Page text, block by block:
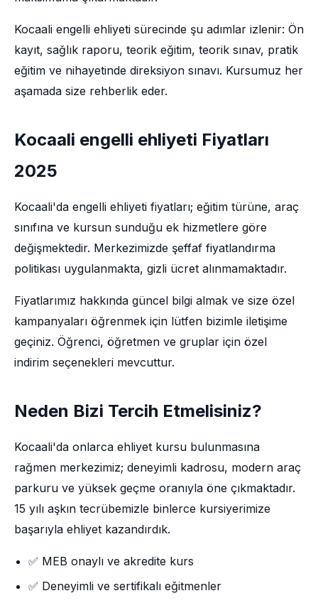
Kocaali engelli ehliyeti sürecinde şu adımlar izlenir: Ön
kayıt, sağlık raporu, teorik eğitim, teorik sınav, pratik
eğitim ve nihayetinde direksiyon sınavı. Kursumuz her
aşamada size rehberlik eder.
Kocaali engelli ehliyeti Fiyatları
2025
Kocaali'da engelli ehliyeti fiyatları; eğitim türüne, araç
sınıfına ve kursun sunduğu ek hizmetlere göre
değişmektedir. Merkezimizde şeffaf fiyatlandırma
politikası uygulanmakta, gizli ücret alınmamaktadır.
Fiyatlarımız hakkında güncel bilgi almak ve size özel
kampanyaları öğrenmek için lütfen bizimle iletişime
geçiniz. Öğrenci, öğretmen ve gruplar için özel
indirim seçenekleri mevcuttur.
Neden Bizi Tercih Etmelisiniz?
Kocaali'da onlarca ehliyet kursu bulunmasına
rağmen merkezimiz; deneyimli kadrosu, modern araç
parkuru ve yüksek geçme oranıyla öne çıkmaktadır.
15 yılı aşkın tecrübemizle binlerce kursiyerimize
başarıyla ehliyet kazandırdık.
✅ MEB onaylı ve akredite kurs
✅ Deneyimli ve sertifikalı eğitmenler